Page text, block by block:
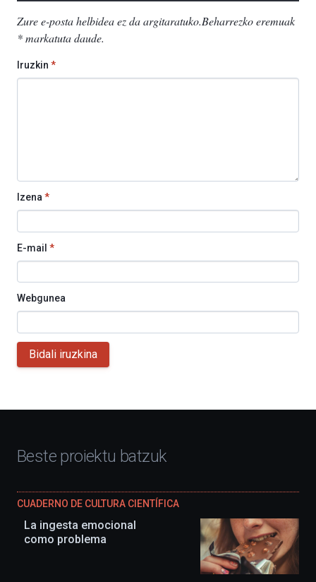
Zure e-posta helbidea ez da argitaratuko.Beharrezko eremuak
*markatuta daude.
Iruzkin *
Izena*
E-mail *
Webgunea
Bidali iruzkina
Beste proiektu batzuk
CUADERNO DE CULTURA CIENTÍFICA
La ingesta emocional
como problema